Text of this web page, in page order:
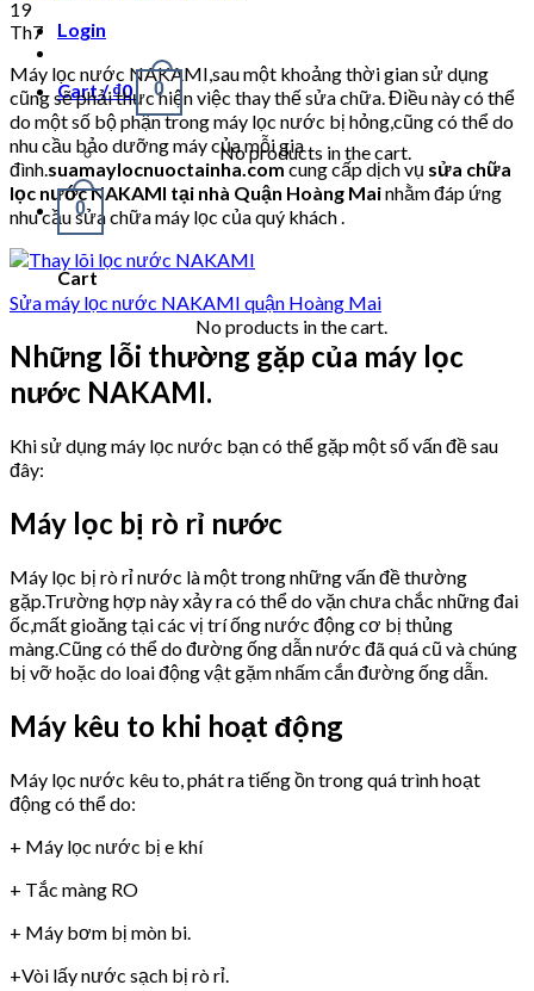
Login
Cart /₫0 0
No products in the cart.
0
Cart
No products in the cart.
19
Th7
Máy lọc nước NAKAMI,sau một khoảng thời gian sử dụng
cũng sẽ phải thực hiện việc thay thế sửa chữa. Điều này có thể
do một số bộ phận trong máy lọc nước bị hỏng,cũng có thể do
nhu cầu bảo dưỡng máy của mỗi gia
đình.suamaylocnuoctainha.com cung cấp dịch vụ sửa chữa
lọc nước NAKAMI tại nhà Quận Hoàng Mainhằm đáp ứng
nhu cầu sửa chữa máy lọc của quý khách .
Sửa máy lọc nước NAKAMI quận Hoàng Mai
Những lỗi thường gặp của máy lọc
nước NAKAMI.
Khi sử dụng máy lọc nước bạn có thể gặp một số vấn đề sau
đây:
Máy lọc bị rò rỉ nước
Máy lọc bị rò rỉ nước là một trong những vấn đề thường
gặp.Trường hợp này xảy ra có thể do vặn chưa chắc những đai
ốc,mất gioăng tại các vị trí ống nước động cơ bị thủng
màng.Cũng có thể do đường ống dẫn nước đã quá cũ và chúng
bị vỡ hoặc do loai động vật gặm nhấm cắn đường ống dẫn.
Máy kêu to khi hoạt động
Máy lọc nước kêu to, phát ra tiếng ồn trong quá trình hoạt
động có thể do:
+ Máy lọc nước bị e khí
+ Tắc màng RO
+ Máy bơm bị mòn bi.
+Vòi lấy nước sạch bị rò rỉ.